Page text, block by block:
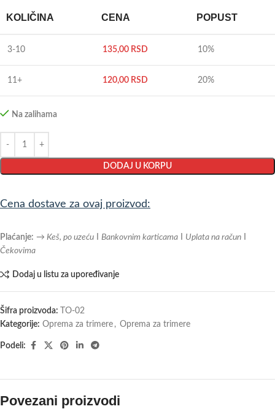
KOLIČINA CENA POPUST
3-10 135,00 RSD 10%
11+ 120,00 RSD 20%
Na zalihama
DODAJ U KORPU
Cena dostave za ovaj proizvod:
Plaćanje: → Keš, po uzeću Bankovnim karticama Uplata na račun
Čekovima
Dodaj u listu za upoređivanje
Šifra proizvoda:
TO-02
Kategorije: Oprema za trimere , Oprema za trimere
Podeli:
Povezani proizvodi